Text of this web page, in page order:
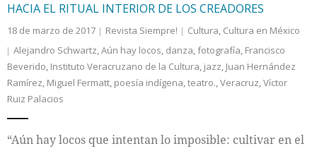
Nacional
Colaboradores
Internacional
Cultura
HACIA EL RITUAL INTERIOR DE LOS CREADORES
18 de marzo de 2017 Revista Siempre! Cultura, Cultura en México
Alejandro Schwartz,Aún hay locos, danza,fotografía, Francisco
Beverido, Instituto Veracruzano de la Cultura, jazz, Juan Hernández
Ramírez, Miguel Fermatt, poesía indígena,teatro.,Veracruz,Víctor
Ruiz Palacios
“Aún hay locos que intentan lo imposible: cultivar en el